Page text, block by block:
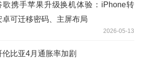
歌携手苹果升级换机体验：iPhone转
卓可迁移密码、主屏布局
2026-05-13
伦比亚4月通胀率加剧